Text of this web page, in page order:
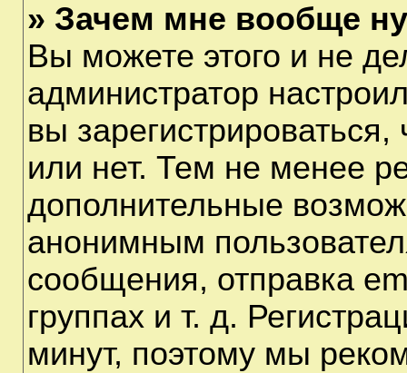
» Зачем мне вообще
Вы можете этого и не
администратор
вы
или нет. Тем не менее
дополнительные
анонимным
сообщения, отправка
группах и т. д.
минут, поэтому мы